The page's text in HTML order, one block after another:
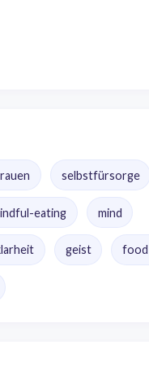
selbstfürsorge
eating mind
geist